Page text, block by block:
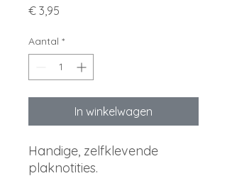
€ 3,95
Aantal *
In winkelwagen
Handige, zelfklevende
plaknotities.